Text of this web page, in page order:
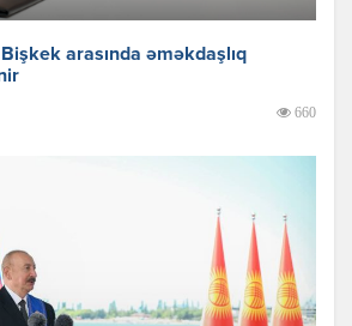
arasında əməkdaşlıq
660